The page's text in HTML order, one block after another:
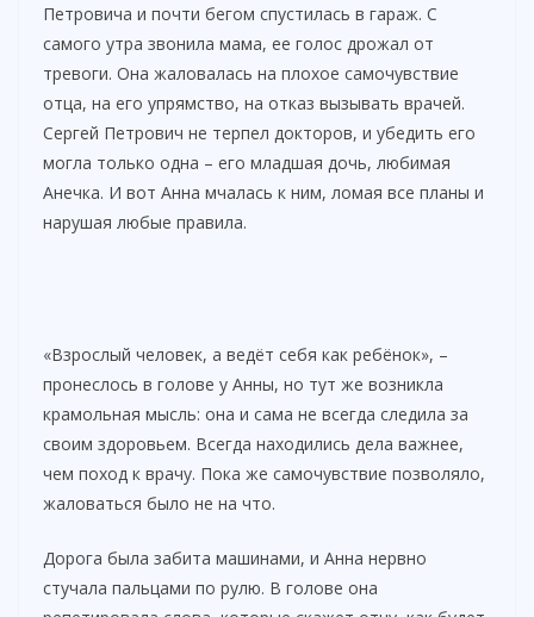
Петровича и почти бегом спустилась в гараж. С
самого утра звонила мама, ее голос дрожал от
тревоги. Она жаловалась на плохое самочувствие
отца, на его упрямство, на отказ вызывать врачей.
Сергей Петрович не терпел докторов, и убедить его
могла только одна – его младшая дочь, любимая
Анечка. И вот Анна мчалась к ним, ломая все планы и
нарушая любые правила.
«Взрослый человек, а ведёт себя как ребёнок», –
пронеслось в голове у Анны, но тут же возникла
крамольная мысль: она и сама не всегда следила за
своим здоровьем. Всегда находились дела важнее,
чем поход к врачу. Пока же самочувствие позволяло,
жаловаться было не на что.
Дорога была забита машинами, и Анна нервно
стучала пальцами по рулю. В голове она